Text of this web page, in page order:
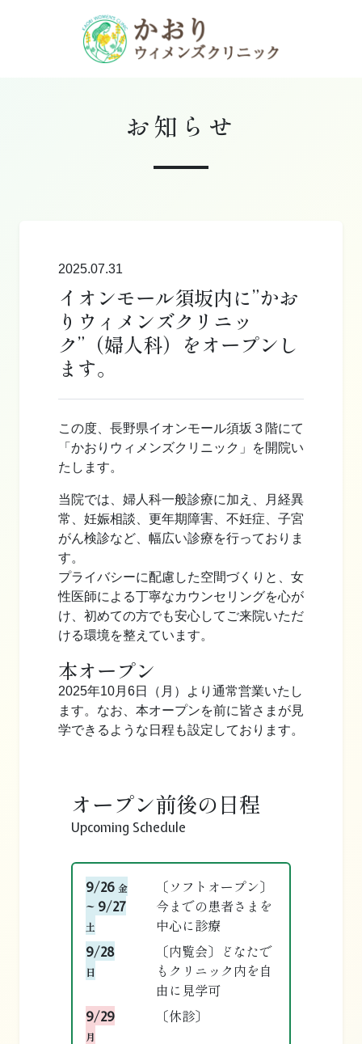
お知らせ
イオンモール須坂内に”かお
りウィメンズクリニッ
ク”（婦人科）をオープンし
ます。
2025.07.31
この度、長野県イオンモール須坂３階にて
「かおりウィメンズクリニック」を開院い
たします。
当院では、婦人科一般診療に加え、月経異
常、妊娠相談、更年期障害、不妊症、子宮
がん検診など、幅広い診療を行っておりま
す。
プライバシーに配慮した空間づくりと、女
性医師による丁寧なカウンセリングを心が
け、初めての方でも安心してご来院いただ
ける環境を整えています。
本オープン
2025年10月6日（月）より通常営業いたし
ます。なお、本オープンを前に皆さまが見
学できるような日程も設定しております。
オープン前後の日程
Upcoming Schedule
9/26 金
~ 9/27
土
〔ソフトオープン〕
今までの患者さまを
中心に診療
9/28
日
〔内覧会〕どなたで
もクリニック内を自
由に見学可
9/29
月
〔休診〕